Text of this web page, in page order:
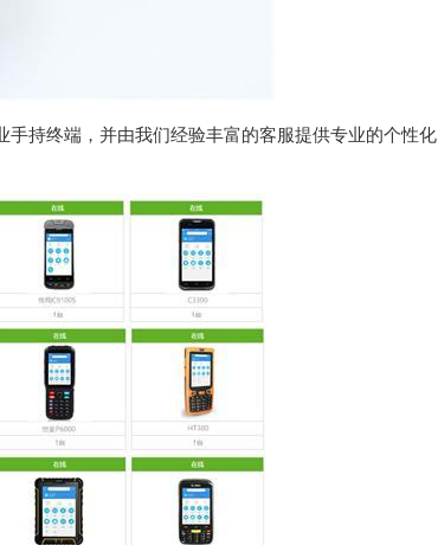
持终端，并由我们经验丰富的客服提供专业的个性化